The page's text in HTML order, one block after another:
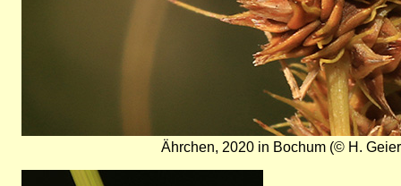
Ährchen, 2020 in Bochum (© H.